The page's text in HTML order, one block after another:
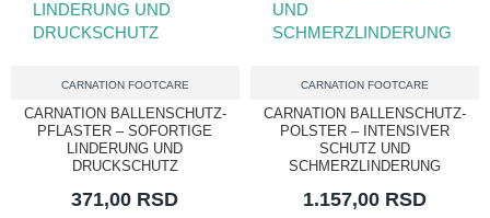
CARNATION FOOTCARE
CARNATION BALLENSCHUTZ-
PFLASTER – SOFORTIGE
LINDERUNG UND
DRUCKSCHUTZ
371,00 RSD
CARNATION FOOTCARE
CARNATION BALLENSCHUTZ-
POLSTER – INTENSIVER
SCHUTZ UND
SCHMERZLINDERUNG
1.157,00 RSD